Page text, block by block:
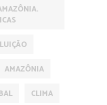
AMAZÔNIA
CLIMA